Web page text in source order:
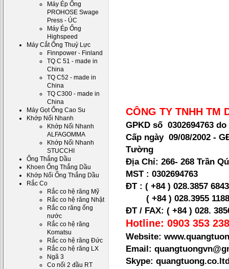
Máy Ép Ống
PROHOSE Swage
Press - ÚC
Máy Ép Ống
Highspeed
Máy Cắt Ống Thuỷ Lực
Finnpower - Finland
TQ C 51 - made in
China
TQ C52 - made in
China
TQ C300 - made in
China
Máy Gọt Ống Cao Su
Khớp Nối Nhanh
Khớp Nối Nhanh
ALFAGOMMA
Khớp Nối Nhanh
STUCCHI
Ống Thắng Dầu
Khoen Ống Thắng Dầu
Khớp Nối Ống Thắng Dầu
Rắc Co
Rắc co hệ răng Mỹ
Rắc co hệ răng Nhật
Rắc co răng ống
nước
Rắc co hệ răng
Komatsu
Rắc co hệ răng Đức
Rắc co hệ răng LX
Ngã 3
Co nối 2 đầu RT
CÔNG TY TNHH TM
GPKD số 0302694763
Cấp ngày 09/08/2002 -
Tường
Địa Chỉ: 266- 268 Trần
MST : 0302694763
ĐT : ( +84 ) 028.3857
( +84 ) 028.3955
ĐT / FAX: ( +84 ) 028.
Hotline: 0903 353
Website:
Email:
Skype: